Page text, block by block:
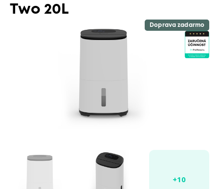
Two 20L
Doprava zadarmo